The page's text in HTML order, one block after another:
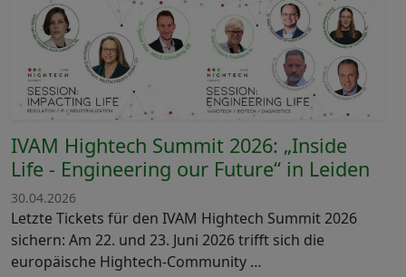
IVAM Hightech Summit 2026: „Inside
Life - Engineering our Future“ in Leiden
30.04.2026
Letzte Tickets für den IVAM Hightech Summit 2026
sichern: Am 22. und 23. Juni 2026 trifft sich die
europäische Hightech-Community …